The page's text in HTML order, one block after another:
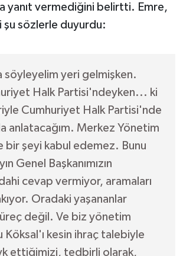
yanıt vermediğini belirtti. Emre,
şu sözlerle duyurdu:
söyleyelim yeri gelmişken.
Halk Partisi'ndeyken... ki
Cumhuriyet Halk Partisi'nde
anlatacağım. Merkez Yönetim
bir şeyi kabul edemez. Bunu
Genel Başkanımızın
cevap vermiyor, aramaları
Oradaki yaşananlar
değil. Ve biz yönetim
Köksal'ı kesin ihraç talebiyle
ettiğimizi, tedbirli olarak,